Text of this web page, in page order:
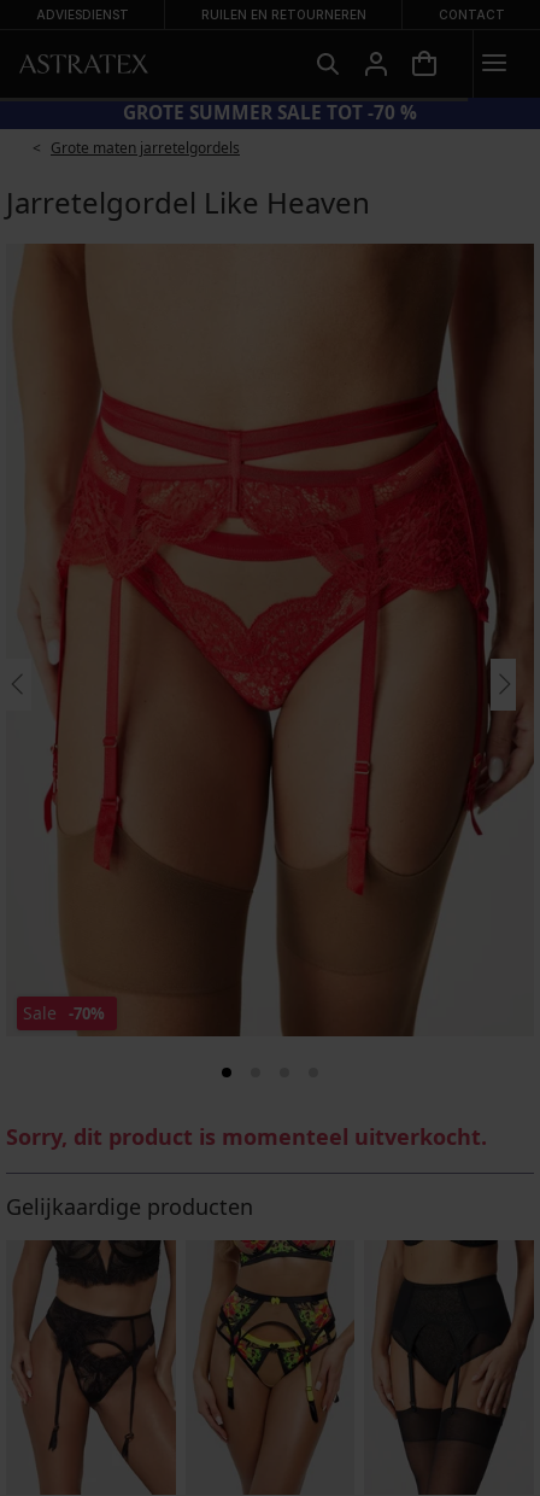
ADVIESDIENST RUILEN EN RETOURNEREN CONTACT
GROTE SUMMER SALE TOT -70 %
Grote maten jarretelgordels
Jarretelgordel Like Heaven
Sale -70%
Sorry, dit product is momenteel uitverkocht.
Gelijkaardige producten